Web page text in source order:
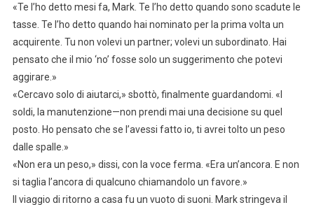
«Te l’ho detto mesi fa, Mark. Te l’ho detto quando sono scadute le
tasse. Te l’ho detto quando hai nominato per la prima volta un
acquirente. Tu non volevi un partner; volevi un subordinato. Hai
pensato che il mio ‘no’ fosse solo un suggerimento che potevi
aggirare.»
«Cercavo solo di aiutarci,» sbottò, finalmente guardandomi. «I
soldi, la manutenzione—non prendi mai una decisione su quel
posto. Ho pensato che se l’avessi fatto io, ti avrei tolto un peso
dalle spalle.»
«Non era un peso,» dissi, con la voce ferma. «Era un’ancora. E non
si taglia l’ancora di qualcuno chiamandolo un favore.»
Il viaggio di ritorno a casa fu un vuoto di suoni. Mark stringeva il